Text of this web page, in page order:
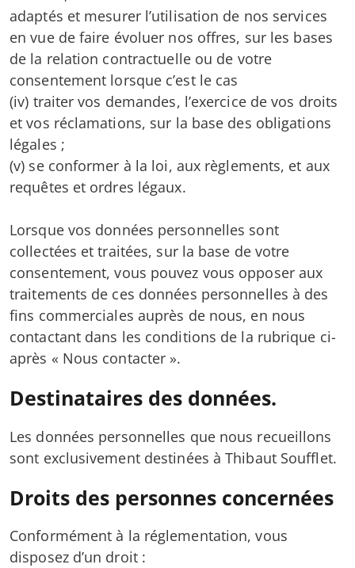
adaptés et mesurer l’utilisation de nos services
en vue de faire évoluer nos offres, sur les bases
de la relation contractuelle ou de votre
consentement lorsque c’est le cas
(iv) traiter vos demandes, l’exercice de vos droits
et vos réclamations, sur la base des obligations
légales ;
(v) se conformer à la loi, aux règlements, et aux
requêtes et ordres légaux.
Lorsque vos données personnelles sont
collectées et traitées, sur la base de votre
consentement, vous pouvez vous opposer aux
traitements de ces données personnelles à des
fins commerciales auprès de nous, en nous
contactant dans les conditions de la rubrique ci-
après « Nous contacter ».
Destinataires des données.
Les données personnelles que nous recueillons
sont exclusivement destinées à Thibaut Soufflet.
Droits des personnes concernées
Conformément à la réglementation, vous
disposez d’un droit :